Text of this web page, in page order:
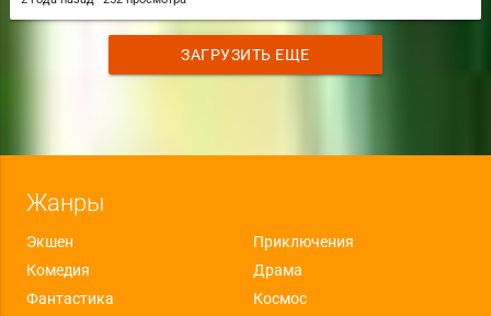
ЗАГРУЗИТЬ ЕЩЕ
Жанры
Экшен
Приключения
Комедия
Драма
Фантастика
Космос